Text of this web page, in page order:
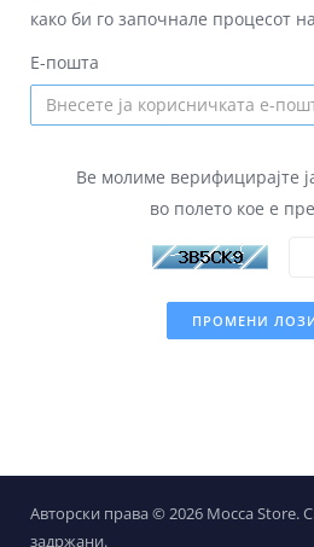
како би го започнале процесот
Е-пошта
Ве молиме верифицирајте
во полето кое е
ПРОМЕНИ
Авторски права © 2026 Mocca Store.
задржани.